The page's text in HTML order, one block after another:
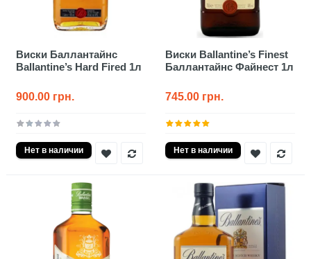
Виски Баллантайнс
Ballantine’s Hard Fired 1л
900.00 грн.
Виски Ballantine’s Finest
Баллантайнс Файнест 1л
745.00 грн.